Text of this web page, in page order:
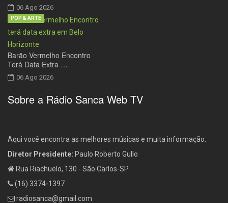
06 Ago 2026
Barão Vermelho Encontro
Terá Data Extra …
06 Ago 2026
POP & ARTE
Sobre a Rádio Sanca Web TV
Aqui você encontra as melhores músicas e muita informação.
Diretor Presidente: Paulo Roberto Gullo
Rua Riachuelo, 130 - São Carlos-SP
(16) 3374-1397
radiosanca@gmail.com